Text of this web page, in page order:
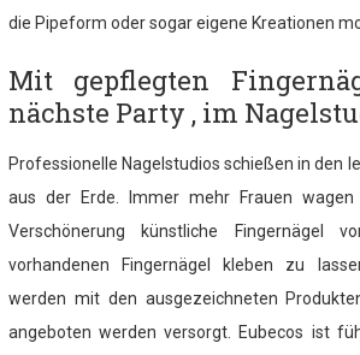
die Pipeform oder sogar eigene Kreationen
Mit gepflegten
nächste Party , im
Professionelle Nagelstudios schießen in den
aus der Erde. Immer mehr Frauen
Verschönerung künstliche Fingernägel
vorhandenen Fingernägel kleben zu
werden mit den ausgezeichneten
angeboten werden versorgt. Eubecos ist